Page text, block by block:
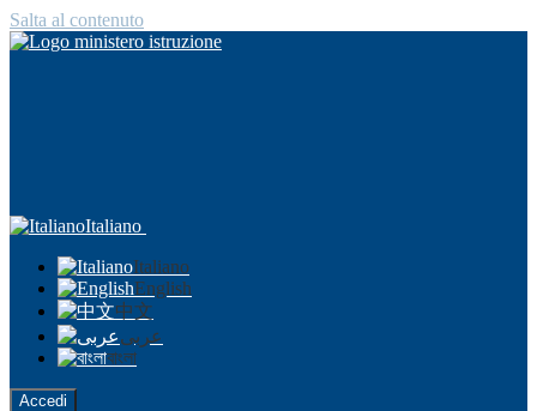
Salta al contenuto
Italiano
Italiano
English
中文
عربى
বাংলা
Accedi